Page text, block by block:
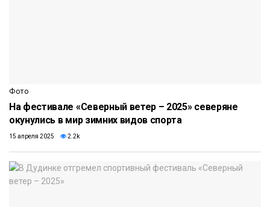
Фото
На фестивале «Северный ветер – 2025» северяне
окунулись в мир зимних видов спорта
15 апреля 2025 2.2k